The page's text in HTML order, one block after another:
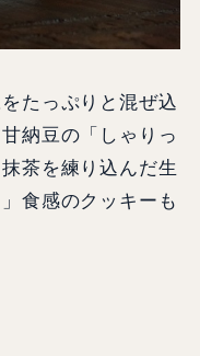
たっぷりと混ぜ込
納豆の「しゃりっ
茶を練り込んだ生
食感のクッキーも